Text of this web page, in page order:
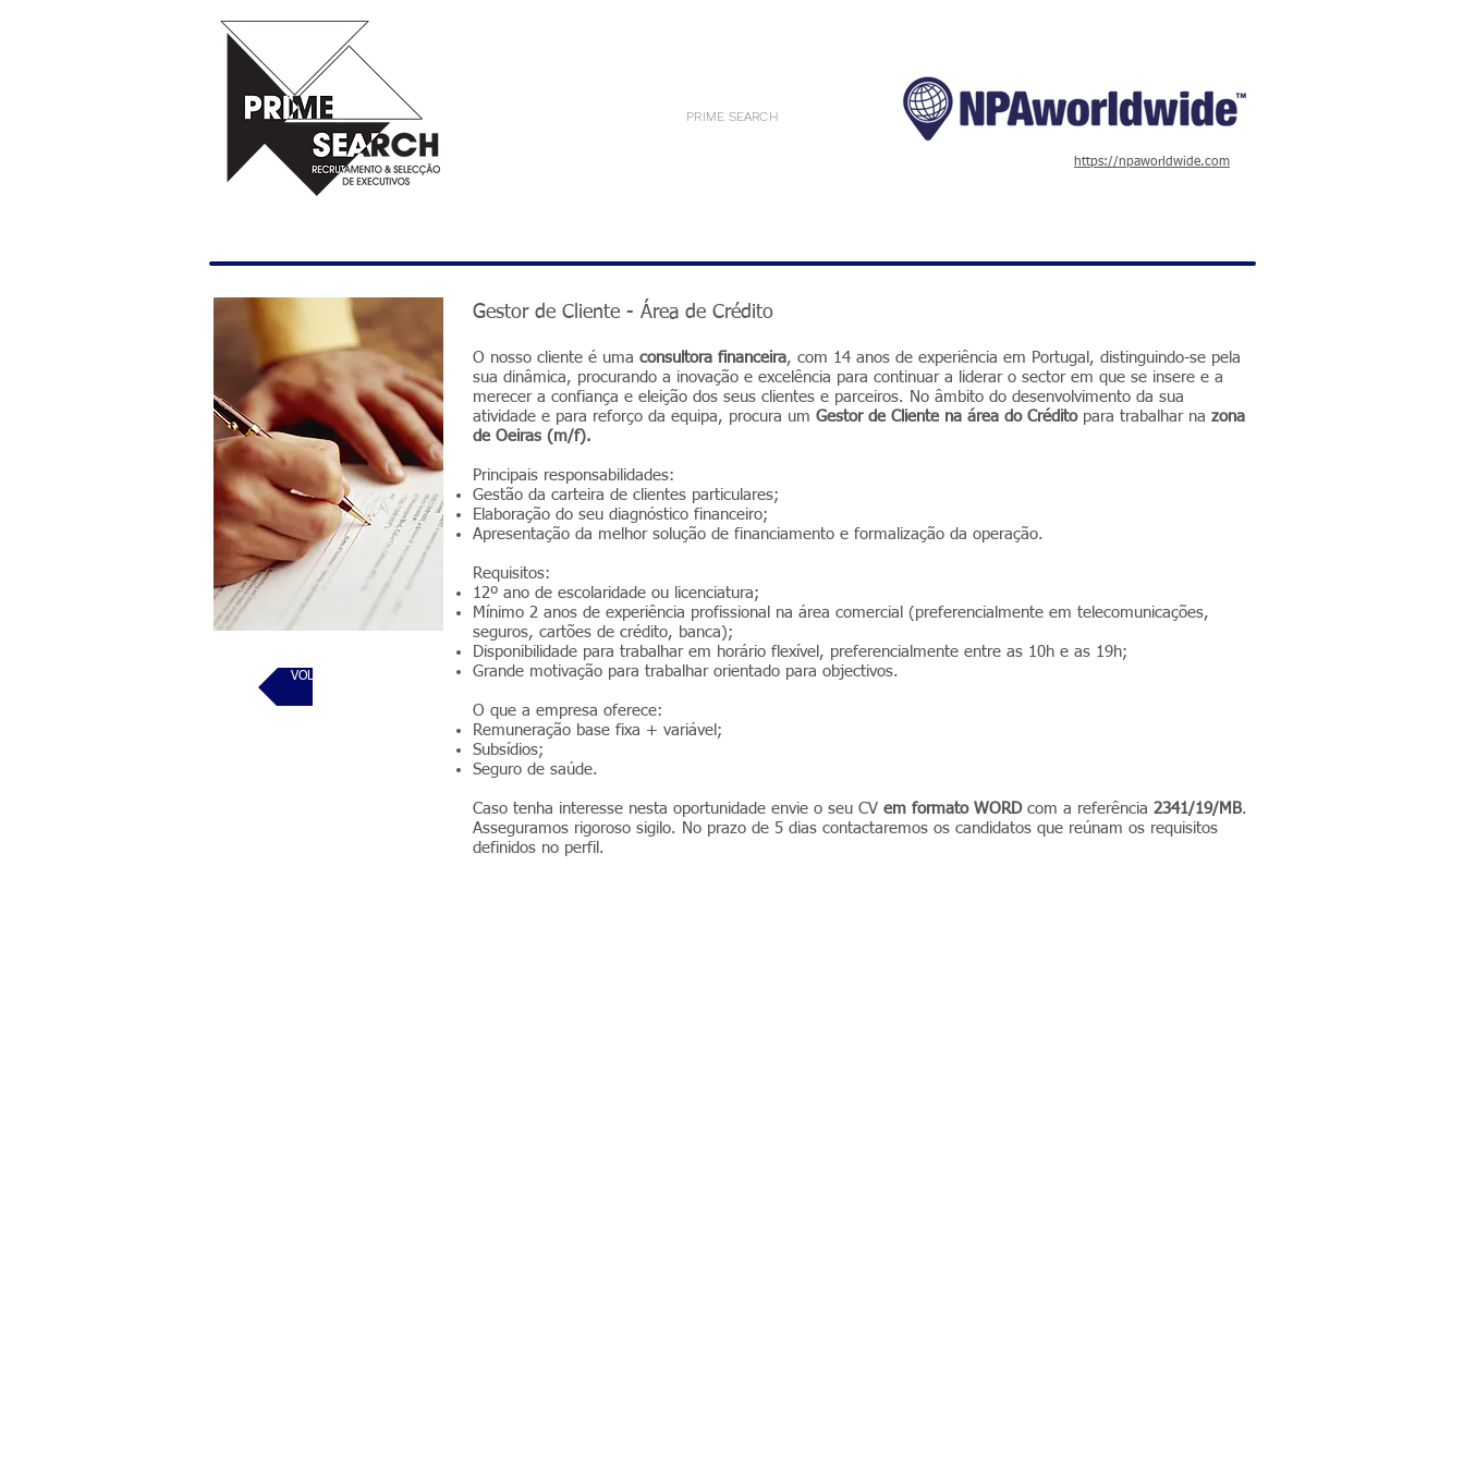
PRIME SEARCH
https://npaworldwide.com
VOLTAR
Gestor de Cliente - Área de Crédito
O nosso cliente é uma consultora financeira, com 14 anos de experiência em Portugal, distinguindo-se pela
sua dinâmica, procurando a inovação e excelência para continuar a liderar o sector em que se insere e a
merecer a confiança e eleição dos seus clientes e parceiros. No âmbito do desenvolvimento da sua
atividade e para reforço da equipa, procura um Gestor de Cliente na área do Créditopara trabalhar na zona
de Oeiras (m/f).
Principais responsabilidades:
Gestão da carteira de clientes particulares;
Elaboração do seu diagnóstico financeiro;
Apresentação da melhor solução de financiamento e formalização da operação.
Requisitos:
12º ano de escolaridade ou licenciatura;
Mínimo 2 anos de experiência profissional na área comercial (preferencialmente em telecomunicações,
seguros, cartões de crédito, banca);
Disponibilidade para trabalhar em horário flexível, preferencialmente entre as 10h e as 19h;
Grande motivação para trabalhar orientado para objectivos.
O que a empresa oferece:
Remuneração base fixa + variável;
Subsídios;
Seguro de saúde.
Caso tenha interesse nesta oportunidade envie o seu CV em formato WORDcom a referência 2341/19/MB.
Asseguramos rigoroso sigilo. No prazo de 5 dias contactaremos os candidatos que reúnam os requisitos
definidos no perfil.